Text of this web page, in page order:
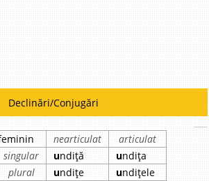
Declinări/Conjugări
nearticulat
articulat
singular undiță undița
plural
undițe undițele